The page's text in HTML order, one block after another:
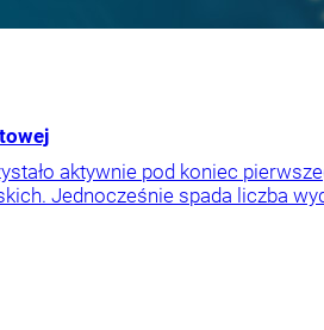
aktywnie pod koniec
Jednocześnie spada liczba